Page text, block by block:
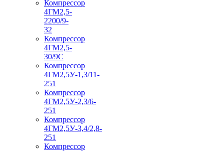
Компрессор
4ГМ2,5-
2200/9-
32
Компрессор
4ГМ2,5-
30/9С
Компрессор
4ГМ2,5У-1,3/11-
251
Компрессор
4ГМ2,5У-2,3/6-
251
Компрессор
4ГМ2,5У-3,4/2,8-
251
Компрессор